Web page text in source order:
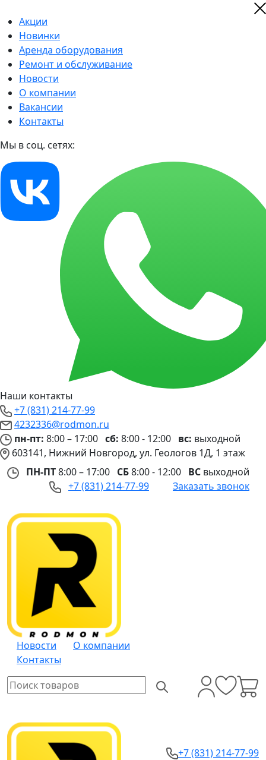
Акции
Новинки
Аренда оборудования
Ремонт и обслуживание
Новости
О компании
Вакансии
Контакты
Мы в соц. сетях:
Наши контакты
+7 (831) 214-77-99
4232336@rodmon.ru
пн-пт: 8:00 – 17:00 сб: 8:00 - 12:00 вс: выходной
603141, Нижний Новгород, ул. Геологов 1Д, 1 этаж
ПН-ПТ8:00 – 17:00 СБ8:00 - 12:00 ВС выходной
+7 (831) 214-77-99
Заказать звонок
Новости
О компании
Контакты
+7 (831) 214-77-99